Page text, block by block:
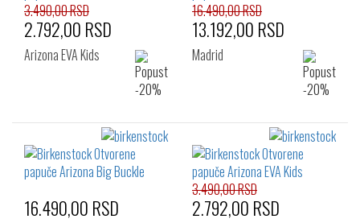
3.490,00 RSD
2.792,00 RSD
Arizona EVA Kids
16.490,00 RSD
13.192,00 RSD
Madrid
16.490,00 RSD
3.490,00 RSD
2.792,00 RSD